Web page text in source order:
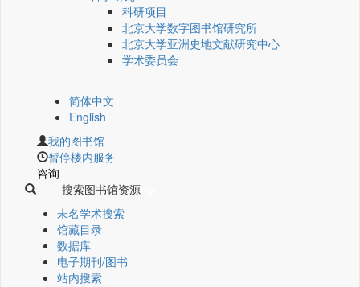
科研项目
北京大学数字图书馆研究所
北京大学亚洲史地文献研究中心
学术委员会
简体中文
English
我的图书馆
暂停楼内服务
咨询
搜索图书馆资源
未名学术搜索
馆藏目录
数据库
电子期刊/图书
站内搜索